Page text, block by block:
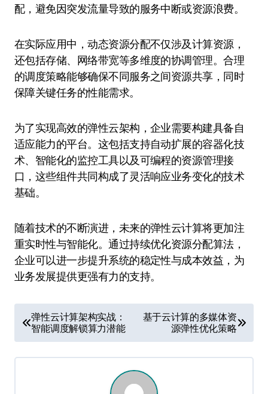
配，避免因突发流量导致的服务中断或资源浪费。
在实际应用中，动态资源分配不仅涉及计算资源，
还包括存储、网络带宽等多维度的协调管理。合理
的调度策略能够确保不同服务之间资源共享，同时
保障关键任务的性能需求。
为了实现高效的弹性云架构，企业需要构建具备自
适应能力的平台。这包括支持自动扩展的容器化技
术、智能化的监控工具以及可编程的资源管理接
口，这些组件共同构成了灵活响应业务变化的技术
基础。
随着技术的不断演进，未来的弹性云计算将更加注
重实时性与智能化。通过持续优化资源分配算法，
企业可以进一步提升系统的稳定性与成本效益，为
业务发展提供更强有力的支持。
章
导
弹性云计算架构实战：
智能调度解锁算力潜能
基于云计算的多媒体资
源弹性优化策略